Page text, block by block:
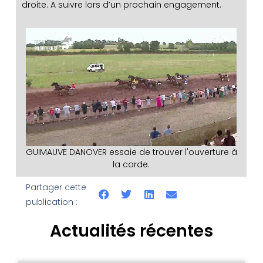
droite. A suivre lors d’un prochain engagement.
GUIMAUVE DANOVER essaie de trouver l'ouverture à
la corde.
Partager cette
publication :
Actualités récentes